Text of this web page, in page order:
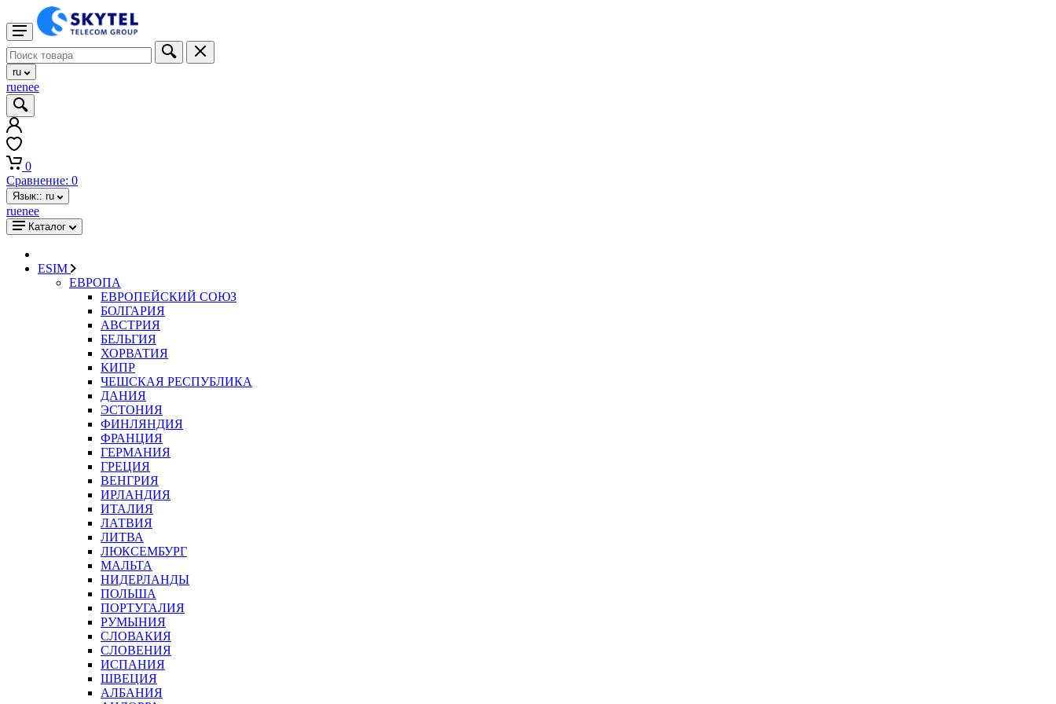
ru
ruenee
0
Сравнение: 0
Язык:: ru
ruenee
Каталог
ESIM
ЕВРОПА
ЕВРОПЕЙСКИЙ СОЮЗ
БОЛГАРИЯ
АВСТРИЯ
БЕЛЬГИЯ
ХОРВАТИЯ
КИПР
ЧЕШСКАЯ РЕСПУБЛИКА
ДАНИЯ
ЭСТОНИЯ
ФИНЛЯНДИЯ
ФРАНЦИЯ
ГЕРМАНИЯ
ГРЕЦИЯ
ВЕНГРИЯ
ИРЛАНДИЯ
ИТАЛИЯ
ЛАТВИЯ
ЛИТВА
ЛЮКСЕМБУРГ
МАЛЬТА
НИДЕРЛАНДЫ
ПОЛЬША
ПОРТУГАЛИЯ
РУМЫНИЯ
СЛОВАКИЯ
СЛОВЕНИЯ
ИСПАНИЯ
ШВЕЦИЯ
АЛБАНИЯ